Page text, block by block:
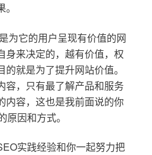
为它的用户呈现有价值的网
身来决定的，越有价值，权
就是为了提升网站价值。
容，只有最了解产品和服务
内容，这也是我前面说的你
因和方式。
实践经验和你一起努力把